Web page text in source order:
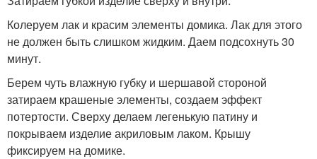
Колеруем лак и красим элементы домика. Лак для этого
не должен быть слишком жидким. Даем подсохнуть 30
минут.
Берем чуть влажную губку и шершавой стороной
затираем крашеные элементы, создаем эффект
потертости. Сверху делаем легенькую патину и
покрываем изделие акриловым лаком. Крышу
фиксируем на домике.